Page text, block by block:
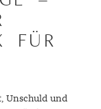
FÜR
Unschuld und